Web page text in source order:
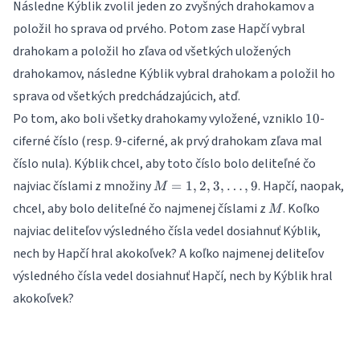
Následne Kýblik zvolil jeden zo zvyšných drahokamov a
položil ho sprava od prvého. Potom zase Hapčí vybral
drahokam a položil ho zľava od všetkých uložených
drahokamov, následne Kýblik vybral drahokam a položil ho
sprava od všetkých predchádzajúcich, atď.
Po tom, ako boli všetky drahokamy vyložené, vzniklo 10
10-
ciferné číslo (resp. 9
9-ciferné, ak prvý drahokam zľava mal
číslo nula). Kýblik chcel, aby toto číslo bolo deliteľné čo
najviac číslami z množiny M=
{1,2,3,\dots,9}
M = 1, 2, 3, … , 9. Hapčí, naopak,
chcel, aby bolo deliteľné čo najmenej číslami z M
M. Koľko
najviac deliteľov výsledného čísla vedel dosiahnuť Kýblik,
nech by Hapčí hral akokoľvek? A koľko najmenej deliteľov
výsledného čísla vedel dosiahnuť Hapčí, nech by Kýblik hral
akokoľvek?